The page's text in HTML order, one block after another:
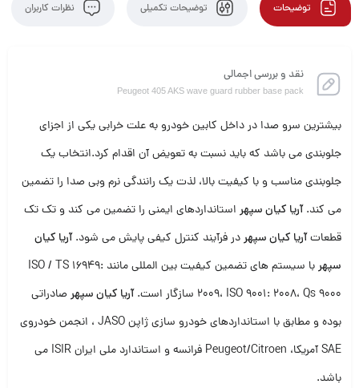
توضیحات توضیحات تکمیلی نظرات کاربران
نقد و بررسی اجمالی
Peugeot 405 AKS wave guard rubber base pack
بیشترین سرو صدا در داخل کابین خودرو به علت خرابی یکی از اجزای
جلوبندی می باشد که باید نسبت به تعویض آن اقدام کرد.انتخاب یک
جلوبندی مناسب و با کیفیت بالا، لذت یک رانندگی نرم وبی صدا را تضمین
می کند.آریا کیان سپهر استانداردهای ایمنی را تضمین می کند و تک تک
قطعاتآریا کیان سپهردر فرآیند کنترل کیفی پایش می شود.آریا کیان
سپهر
با سیستم های تضمین کیفیت بین المللی مانند ISO / TS 16949:
2009، ISO 9001: 2008، Qs 9000 سازگار است.
آریا کیان سپهر صادراتی
بوده و مطابق با استانداردهای خودرو سازی ژاپن JASO ، انجمن خودروی
SAE آمریکا، Peugeot/Citroen فرانسه و استاندارد ملی ایران ISIR می
باشد.